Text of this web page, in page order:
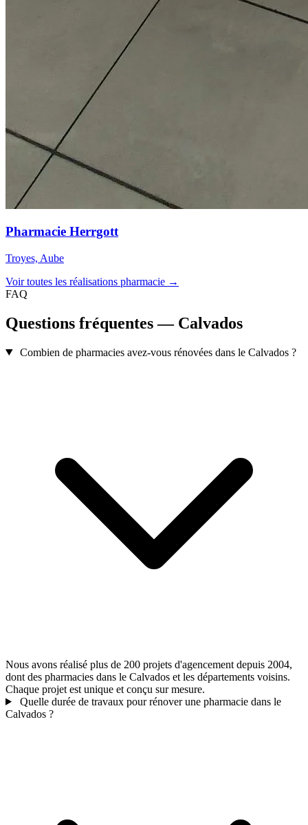
Pharmacie Herrgott
Troyes, Aube
Voir toutes les réalisations pharmacie →
FAQ
Questions fréquentes — Calvados
Combien de pharmacies avez-vous rénovées dans le Calvados ?
Nous avons réalisé plus de 200 projets d'agencement depuis 2004,
dont des pharmacies dans le Calvados et les départements voisins.
Chaque projet est unique et conçu sur mesure.
Quelle durée de travaux pour rénover une pharmacie dans le
Calvados ?